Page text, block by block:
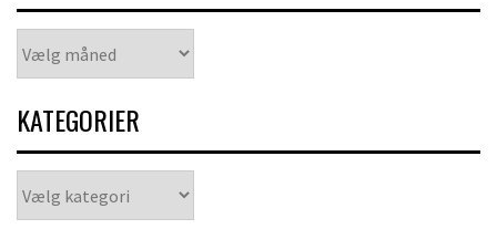
KATEGORIER